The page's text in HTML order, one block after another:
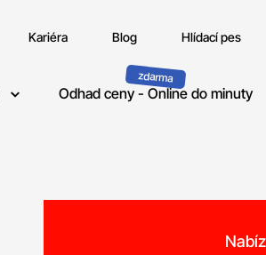
Kariéra Blog Hlídací pes
Odhad ceny - Online do minuty